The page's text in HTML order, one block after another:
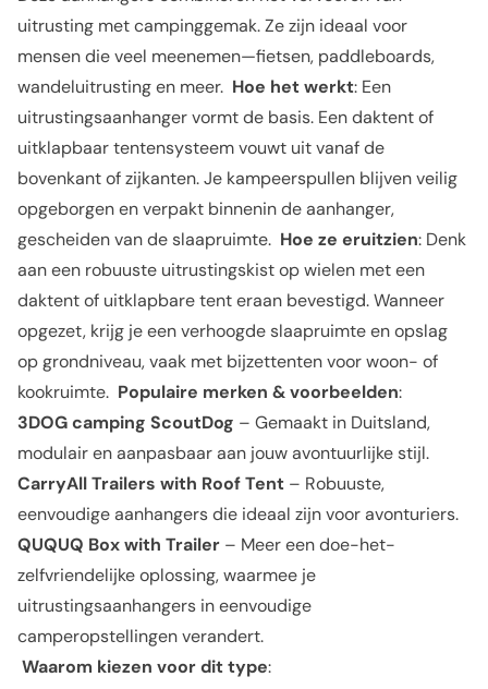
uitrusting met campinggemak. Ze zijn ideaal voor
mensen die veel meenemen—fietsen, paddleboards,
wandeluitrusting en meer. Hoe het werkt: Een
uitrustingsaanhanger vormt de basis. Een daktent of
uitklapbaar tentensysteem vouwt uit vanaf de
bovenkant of zijkanten. Je kampeerspullen blijven veilig
opgeborgen en verpakt binnenin de aanhanger,
gescheiden van de slaapruimte. Hoe ze eruitzien: Denk
aan een robuuste uitrustingskist op wielen met een
daktent of uitklapbare tent eraan bevestigd. Wanneer
opgezet, krijg je een verhoogde slaapruimte en opslag
op grondniveau, vaak met bijzettenten voor woon- of
kookruimte. Populaire merken & voorbeelden:
3DOG camping ScoutDog – Gemaakt in Duitsland,
modulair en aanpasbaar aan jouw avontuurlijke stijl.
CarryAll Trailers with Roof Tent – Robuuste,
eenvoudige aanhangers die ideaal zijn voor avonturiers.
QUQUQ Box with Trailer – Meer een doe-het-
zelfvriendelijke oplossing, waarmee je
uitrustingsaanhangers in eenvoudige
camperopstellingen verandert.
Waarom kiezen voor dit type: